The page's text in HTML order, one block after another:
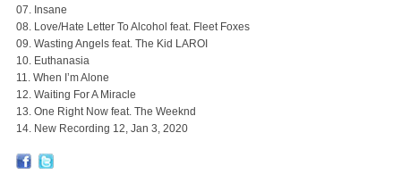
07. Insane
08. Love/Hate Letter To Alcohol feat. Fleet Foxes
09. Wasting Angels feat. The Kid LAROI
10. Euthanasia
11. When I’m Alone
12. Waiting For A Miracle
13. One Right Now feat. The Weeknd
14. New Recording 12, Jan 3, 2020